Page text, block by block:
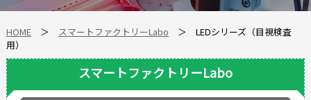
HOME＞ スマートファクトリーLabo ＞ LEDシリーズ（目視検査
用）
スマートファクトリーLabo
スマートファクトリーLabo
自動車部品
企業情報